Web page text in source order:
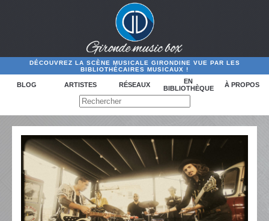
DÉCOUVREZ LA SCÈNE MUSICALE GIRONDINE VUE PAR LES
BIBLIOTHÉCAIRES MUSICAUX !
BLOG ARTISTES RÉSEAUX
EN
BIBLIOTHÈQUE
À PROPOS